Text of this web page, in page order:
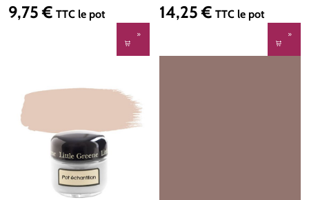
Prix régulier :
9,75 € TTC le pot Prix régulier :
14,25 € TTC le pot